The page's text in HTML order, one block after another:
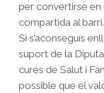
per convertirse en
compartida al barri.
Si s’aconseguís
suport de la
cures de Salut i
possible que el